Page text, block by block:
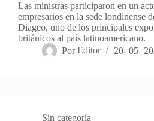
Las ministras participaron en un
empresarios en la sede londinense
Diageo, uno de los principales
británicos al país latinoamericano.
Por Editor 20- 05-
Sin categoría